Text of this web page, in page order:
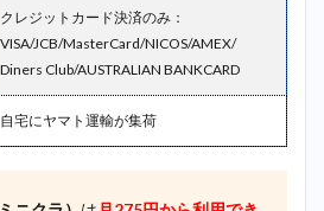
クレジットカード決済のみ：
VISA/JCB/MasterCard/NICOS/AMEX/
Diners Club/AUSTRALIAN BANKCARD
自宅にヤマト運輸が集荷